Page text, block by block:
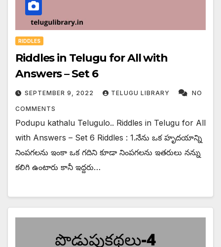
RIDDLES
Riddles in Telugu for All with
Answers – Set 6
SEPTEMBER 9, 2022 TELUGU LIBRARY NO
COMMENTS
Podupu kathalu Telugulo.. Riddles in Telugu for All
with Answers – Set 6 Riddles : 1.నేను ఒక హృదయాన్ని
నింపగలను ఇంకా ఒక గదిని కూడా నింపగలను ఇతరులు నన్ను
కలిగి ఉంటారు కానీ ఇద్దరు…